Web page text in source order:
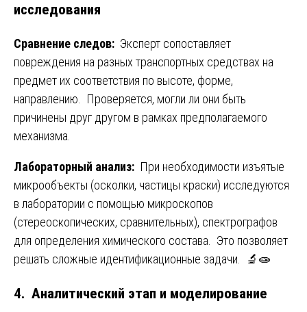
исследования
Сравнение следов: Эксперт сопоставляет
повреждения на разных транспортных средствах на
предмет их соответствия по высоте, форме,
направлению. Проверяется, могли ли они быть
причинены друг другом в рамках предполагаемого
механизма.
Лабораторный анализ: При необходимости изъятые
микрообъекты (осколки, частицы краски) исследуются
в лаборатории с помощью микроскопов
(стереоскопических, сравнительных), спектрографов
для определения химического состава. Это позволяет
решать сложные идентификационные задачи. 🔬🧫
4. Аналитический этап и моделирование